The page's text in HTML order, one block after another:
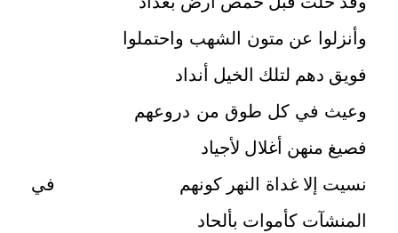
وأنزلوا عن متون الشهب واحتملوا
فويق دهم لتلك الخيل أنداد
وعيث في كل طوق من دروعهم
فصيغ منهن أغلال لأجياد
نسيت إلا غداة النهر كونهم في
المنشآت كأموات بألحاد